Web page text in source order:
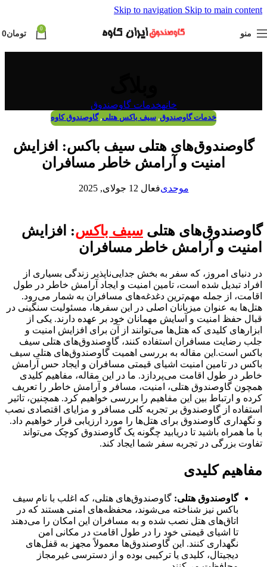
Skip to navigation Skip to main content
منو 0 تومان0
خانهخدمات گاوصندوق
خدمات گاوصندوق, سیف باکس هتلی,گاوصندوق کاوه
گاوصندوق‌های هتلی سیف باکس: افزایش
امنیت و آرامش خاطر مسافران
موحدیفعال 12 جولای, 2025
گاوصندوق‌های هتلی سیف باکس: افزایش
امنیت و آرامش خاطر مسافران
در دنیای امروز، که سفر به بخش جدایی‌ناپذیر زندگی بسیاری از
افراد تبدیل شده است، تامین امنیت و ایجاد آرامش خاطر در طول
اقامت، از جمله مهم‌ترین دغدغه‌های مسافران به شمار می‌رود.
هتل‌ها به عنوان میزبانان اصلی در این سفرها، مسئولیت سنگینی در
قبال حفظ امنیت و آسایش مهمانان خود بر عهده دارند. یکی از
ابزارهای کلیدی که هتل‌ها می‌توانند از آن برای افزایش امنیت و
جلب رضایت مسافران استفاده کنند، گاوصندوق‌های هتلی سیف
باکس است.این مقاله به بررسی اهمیت گاوصندوق‌های هتلی سیف
باکس در تامین امنیت اشیای قیمتی مسافران و ایجاد حس آرامش
خاطر در طول اقامت می‌پردازد. ما در این مقاله، مفاهیم کلیدی
همچون گاوصندوق هتلی، امنیت، مسافر و آرامش خاطر را تعریف
کرده و ارتباط بین این مفاهیم را بررسی خواهیم کرد. همچنین، تاثیر
استفاده از گاوصندوق بر تجربه کلی مسافر و مزایای اقتصادی نصب
و نگهداری گاوصندوق برای هتل‌ها را مورد ارزیابی قرار خواهیم داد.
با ما همراه باشید تا دریابید چگونه یک گاوصندوق کوچک می‌تواند
تفاوت بزرگی در تجربه سفر شما ایجاد کند.
مفاهیم کلیدی
گاوصندوق هتلی: گاوصندوق‌های هتلی، که اغلب با نام سیف
باکس نیز شناخته می‌شوند، محفظه‌های امنی هستند که در
اتاق‌های هتل نصب شده و به مسافران این امکان را می‌دهند
تا اشیای قیمتی خود را در طول اقامت در مکانی امن
نگهداری کنند. این گاوصندوق‌ها معمولاً مجهز به قفل‌های
دیجیتال، کلیدی یا ترکیبی بوده و از دسترسی غیرمجاز